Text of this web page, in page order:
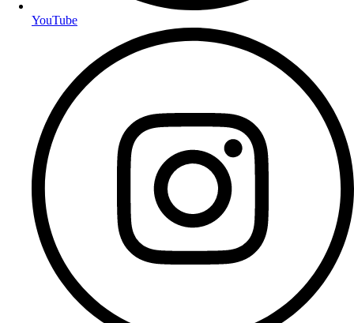
YouTube